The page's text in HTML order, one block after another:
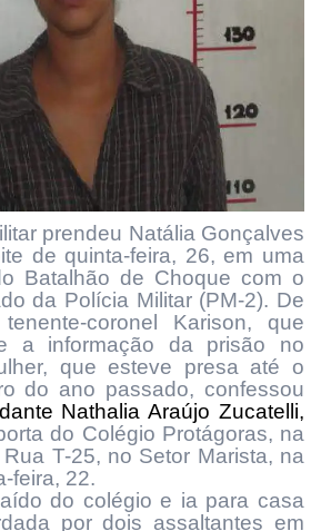
prendeu Natália Gonçalves
de quinta-feira, 26, em uma
Batalhão de Choque com o
da Polícia Militar (PM-2). De
coronel Karison, que
a informação da prisão no
que esteve presa até o
do ano passado, confessou
Nathalia Araújo Zucatelli,
do Colégio Protágoras, na
T-25, no Setor Marista, na
feira, 22.
do colégio e ia para casa
por dois assaltantes em